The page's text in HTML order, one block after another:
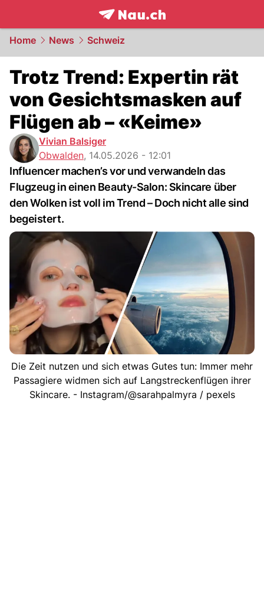
frontpage.NAU.ch
Home News Schweiz
Trotz Trend: Expertin rät
von Gesichtsmasken auf
Flügen ab – «Keime»
Vivian Balsiger
Obwalden, 14.05.2026 - 12:01
Influencer machen’s vor und verwandeln das
Flugzeug in einen Beauty-Salon: Skincare über
den Wolken ist voll im Trend – Doch nicht alle sind
begeistert.
Die Zeit nutzen und sich etwas Gutes tun: Immer mehr
Passagiere widmen sich auf Langstreckenflügen ihrer
Skincare. - Instagram/@sarahpalmyra / pexels